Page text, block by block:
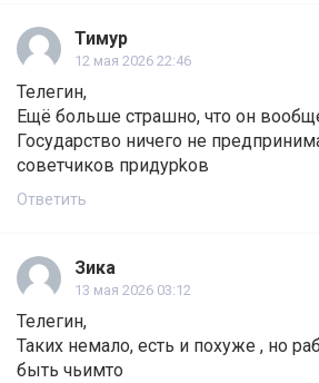
Тимур
12 мая 2026 22:46
Телегин,
Ещё больше страшно, что он
Государство ничего не
советчиков придypkoв
Ответить
Зика
13 мая 2026 03:12
Телегин,
Таких немало, есть и похуже , но
быть чьимто